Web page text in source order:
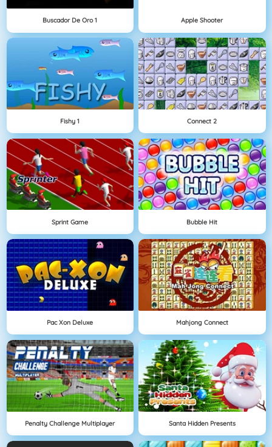
Buscador De Oro 1 Apple Shooter
Fishy 1 Connect 2
Sprint Game Bubble Hit
Pac Xon Deluxe Mahjong Connect
Penalty Challenge Multiplayer Santa Hidden Presents